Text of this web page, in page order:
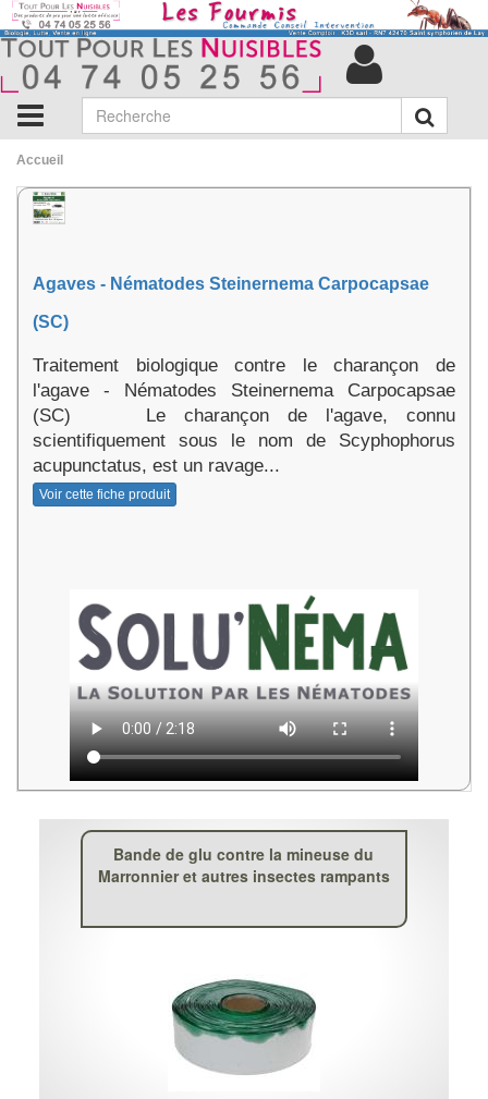
Accueil
Agaves - Nématodes Steinernema Carpocapsae
(SC)
Traitement biologique contre le charançon de
l'agave - Nématodes Steinernema Carpocapsae
(SC) Le charançon de l'agave, connu
scientifiquement sous le nom de Scyphophorus
acupunctatus, est un ravage...
Voir cette fiche produit
Bande de glu contre la mineuse du
Marronnier et autres insectes rampants